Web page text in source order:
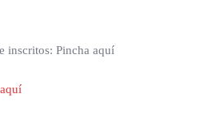
inscritos: Pincha aquí